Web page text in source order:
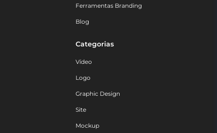
Ferramentas Branding
Blog
Categorias
Vídeo
Logo
Graphic Design
Site
Mockup